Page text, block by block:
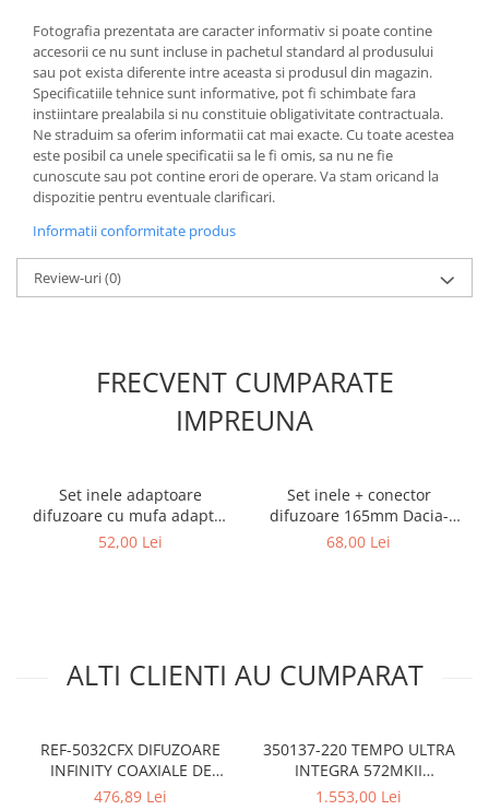
Fotografia prezentata are caracter informativ si poate contine
accesorii ce nu sunt incluse in pachetul standard al produsului
sau pot exista diferente intre aceasta si produsul din magazin.
Specificatiile tehnice sunt informative, pot fi schimbate fara
instiintare prealabila si nu constituie obligativitate contractuala.
Ne straduim sa oferim informatii cat mai exacte. Cu toate acestea
este posibil ca unele specificatii sa le fi omis, sa nu ne fie
cunoscute sau pot contine erori de operare. Va stam oricand la
dispozitie pentru eventuale clarificari.
Informatii conformitate produs
Review-uri(0)
FRECVENT CUMPARATE
IMPREUNA
Set inele adaptoare
difuzoare cu mufa adaptor
difuzor VW Passat B5/B5.5
52,00 Lei
Set inele + conector
difuzoare 165mm Dacia-
Renault
68,00 Lei
ALTI CLIENTI AU CUMPARAT
REF-5032CFX DIFUZOARE
INFINITY COAXIALE DE
13CM, 45W RMS
476,89 Lei
350137-220 TEMPO ULTRA
INTEGRA 572MKII
DIFUZOARE COAXIALE 5x7"
1.553,00 Lei